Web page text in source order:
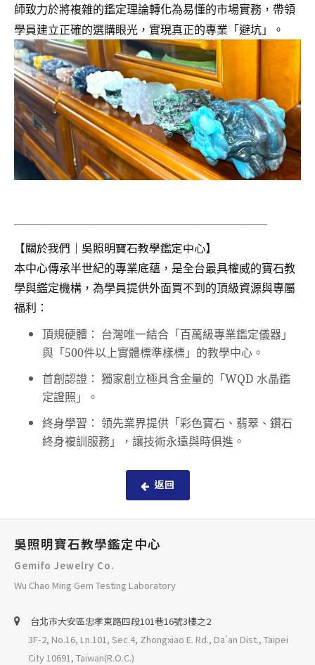
師致力於將複雜的鑑定理論轉化為易懂的市場實務，帶領
學員建立正確的選購眼光，實現真正的專業「避坑」。
【關於我們｜吳照明寶石教學鑑定中心】
本中心傳承半世紀的專業底蘊，是全台最具權威的寶石教
學與鑑定機構，為學員提供外面買不到的頂級資源與專屬
福利：
頂規硬體： 台灣唯一結合「百萬級專業鑑定儀器」
與「500件以上實體標準樣標」的教學中心。
首創認證： 獨家創立極具含金量的「WQD 水晶鑑
定證照」。
終身學習： 領先業界提供「彩色寶石、翡翠、鑽石
終身複訓服務」，讓技術永遠與時俱進。
返回
吳照明寶石教學鑑定中心
Gemifo Jewelry Co.
Wu Chao Ming Gem Testing Laboratory
台北巿大安區忠孝東路四段101巷16號3樓之2
3F-2, No.16, Ln.101, Sec.4, Zhongxiao E. Rd., Da'an Dist., Taipei
City 10691, Taiwan(R.O.C.)